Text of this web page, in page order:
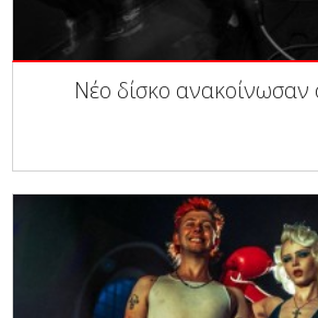
Νέο δίσκο ανακοίνωσαν